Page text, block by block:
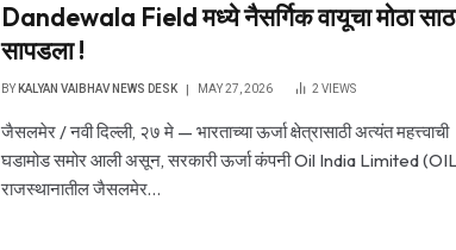
Dandewala Field मध्ये नैसर्गिक वायूचा मोठा
सापडला !
BY KALYAN VAIBHAV NEWS DESK MAY 27, 2026 2VIEWS
जैसलमेर / नवी दिल्ली, २७ मे — भारताच्या ऊर्जा क्षेत्रासाठी अत्यंत महत्त्वाची
घडामोड समोर आली असून, सरकारी ऊर्जा कंपनी Oil India Limited
राजस्थानातील जैसलमेर…